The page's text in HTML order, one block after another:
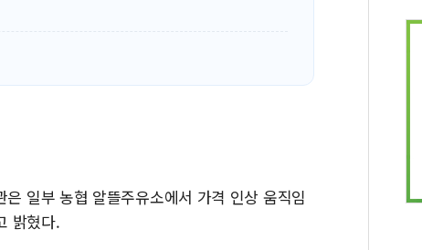
일부 농협 알뜰주유소에서 가격 인상 움직임
밝혔다.